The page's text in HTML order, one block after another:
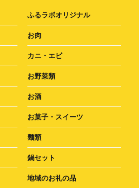
ふるラボオリジナル
お肉
カニ・エビ
お野菜類
お酒
お菓子・スイーツ
麺類
鍋セット
地域のお礼の品